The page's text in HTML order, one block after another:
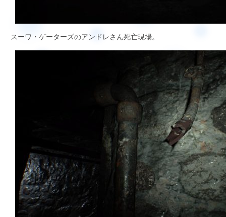
スーワ・ゲーターズのアンドレさん死亡現場。